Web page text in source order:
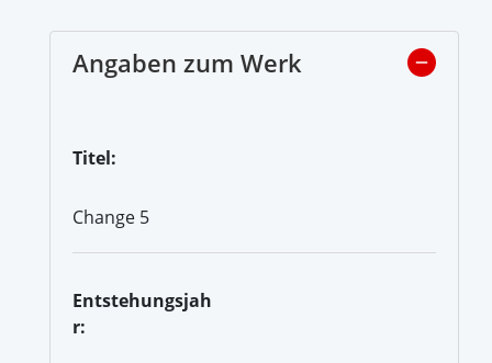
Angaben zum Werk
Titel:
Change 5
Entstehungsjah
r: